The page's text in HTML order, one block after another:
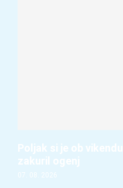
Poljak si je ob
zakuril ogenj
07. 08. 2026